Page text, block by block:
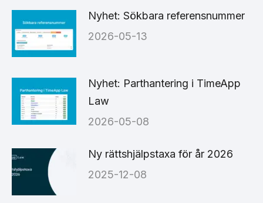
Nyhet: Sökbara referensnummer
2026-05-13
Nyhet: Parthantering i TimeApp
Law
2026-05-08
Ny rättshjälpstaxa för år 2026
2025-12-08